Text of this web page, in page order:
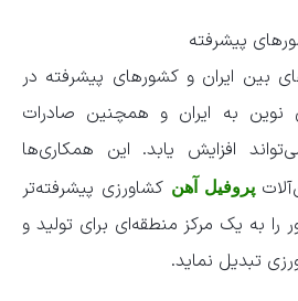
بین ایران و کشورهای پیشرفته در
نوین به ایران و همچنین صادرات
افزایش یابد. این همکاری‌ها
پروفیل آهن کشاورزی پیشرفته‌تر
را به یک مرکز منطقه‌ای برای تولید و
تبدیل نماید.